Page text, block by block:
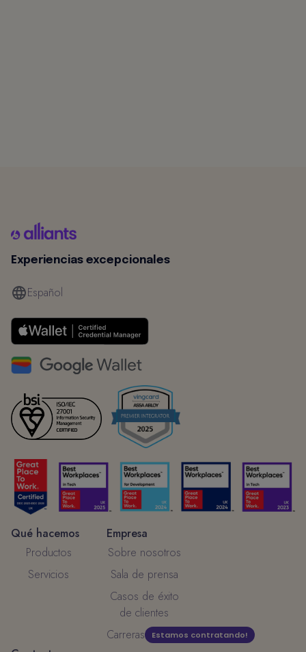
Experiencias excepcionales
Español
Qué hacemos
Productos
Servicios
Empresa
Sobre nosotros
Sala de prensa
Casos de éxito
de clientes
Carreras
Estamos contratando!